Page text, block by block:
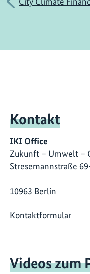
Kontakt
IKI Office
Zukunft – Umwelt –
Stresemannstraße
10963 Berlin
Kontaktformular
Videos zum